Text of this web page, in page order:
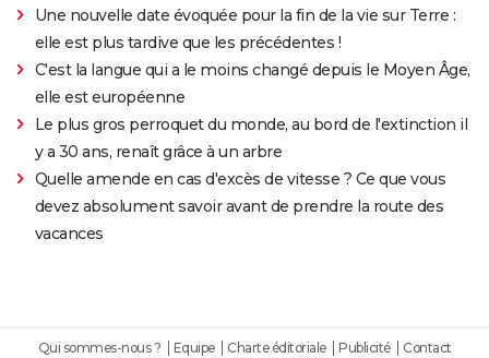
Une nouvelle date évoquée pour la fin de la vie sur Terre :
elle est plus tardive que les précédentes !
C'est la langue qui a le moins changé depuis le Moyen Âge,
elle est européenne
Le plus gros perroquet du monde, au bord de l'extinction il
y a 30 ans, renaît grâce à un arbre
Quelle amende en cas d'excès de vitesse ? Ce que vous
devez absolument savoir avant de prendre la route des
vacances
Qui sommes-nous ? Equipe Charte éditoriale Publicité Contact